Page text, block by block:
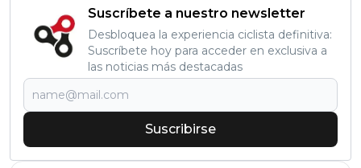
Suscríbete a nuestro newsletter
Desbloquea la experiencia ciclista definitiva:
Suscríbete hoy para acceder en exclusiva a
las noticias más destacadas
Suscribirse